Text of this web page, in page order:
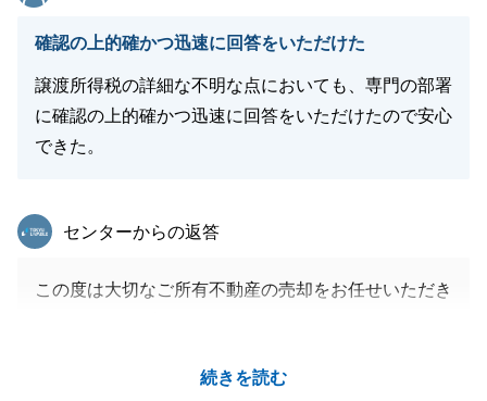
確認の上的確かつ迅速に回答をいただけた
譲渡所得税の詳細な不明な点においても、専門の部署
に確認の上的確かつ迅速に回答をいただけたので安心
できた。
続きを読む
東急リバブル
センターからの返答
この度は大切なご所有不動産の売却をお任せいただき
できました。本当にありがとうございます。